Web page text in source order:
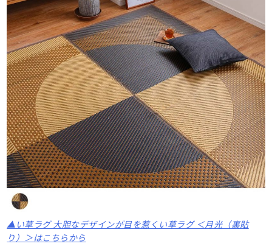
▲い草ラグ 大胆なデザインが目を惹くい草ラグ ＜月光（裏貼
り）＞はこちらから